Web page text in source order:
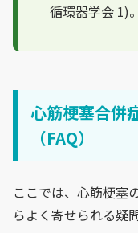
循環器学会 1)。
心筋梗塞合併
（FAQ）
ここでは、心筋梗塞
らよく寄せられる疑